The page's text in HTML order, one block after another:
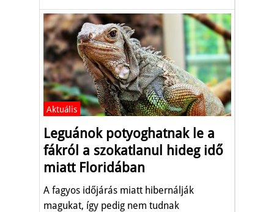
Aktuális
Leguánok potyoghatnak le a
fákról a szokatlanul hideg idő
miatt Floridában
A fagyos időjárás miatt hibernálják
magukat, így pedig nem tudnak